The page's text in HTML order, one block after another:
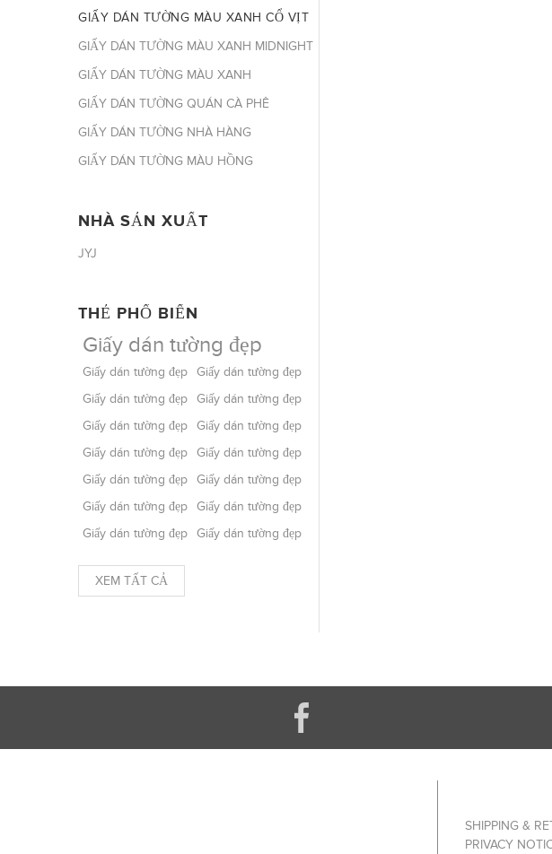
GIẤY DÁN TƯỜNG MÀU XANH CỔ VỊT
GIẤY DÁN TƯỜNG MÀU XANH MIDNIGHT
GIẤY DÁN TƯỜNG MÀU XANH
GIẤY DÁN TƯỜNG QUÁN CÀ PHÊ
GIẤY DÁN TƯỜNG NHÀ HÀNG
GIẤY DÁN TƯỜNG MÀU HỒNG
NHÀ SẢN XUẤT
JYJ
THẺ PHỔ BIẾN
Giấy dán tường đẹp
Giấy dán tường đẹp Giấy dán tường đẹp
Giấy dán tường đẹp Giấy dán tường đẹp
Giấy dán tường đẹp Giấy dán tường đẹp
Giấy dán tường đẹp Giấy dán tường đẹp
Giấy dán tường đẹp Giấy dán tường đẹp
Giấy dán tường đẹp Giấy dán tường đẹp
Giấy dán tường đẹp Giấy dán tường đẹp
XEM TẤT CẢ
SHIPPING &
PRIVACY